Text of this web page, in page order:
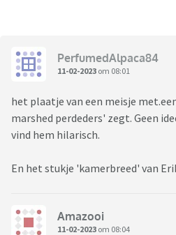
PerfumedAlpaca84
11-02-2023 om 08:01
het plaatje van een meisje
marshed perdeders' zegt. Geen
vind hem hilarisch.
En het stukje 'kamerbreed' van
Amazooi
11-02-2023 om 08:04